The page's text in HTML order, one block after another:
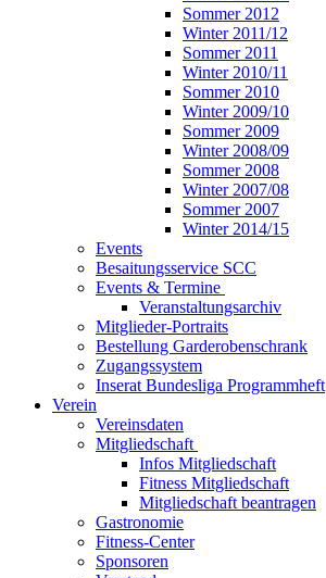
Sommer 2012
Winter 2011/12
Sommer 2011
Winter 2010/11
Sommer 2010
Winter 2009/10
Sommer 2009
Winter 2008/09
Sommer 2008
Winter 2007/08
Sommer 2007
Winter 2014/15
Events
Besaitungsservice SCC
Events & Termine
Veranstaltungsarchiv
Mitglieder-Portraits
Bestellung Garderobenschrank
Zugangssystem
Inserat Bundesliga Programmheft
Verein
Vereinsdaten
Mitgliedschaft
Infos Mitgliedschaft
Fitness Mitgliedschaft
Mitgliedschaft beantragen
Gastronomie
Fitness-Center
Sponsoren